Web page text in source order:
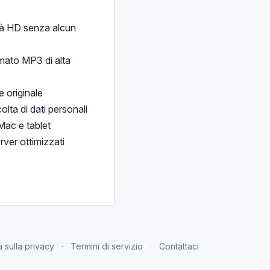
HD senza alcun
MP3 di alta
originale
di dati personali
e tablet
ottimizzati
sulla privacy Termini di servizio Contattaci